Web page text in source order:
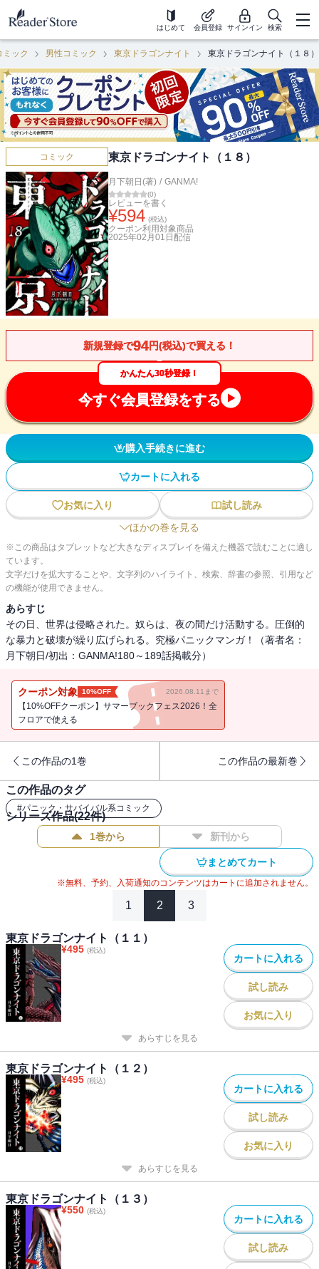
はじめて 会員登録 サインイン 検索
ミック 男性コミック 東京ドラゴンナイト 東京ドラゴンナイト（１８）
コミック 東京ドラゴンナイト（１８）
月下朝日(著) / GANMA!
(0)
レビューを書く
¥594 (税込)
クーポン利用対象商品
2025年02月01日 配信
新規登録で94円(税込)で買える！
かんたん30秒登録！
今すぐ会員登録をする
購入手続きに進む
カートに入れる
お気に入り
試し読み
ほかの巻を見る
※この商品はタブレットなど大きなディスプレイを備えた機器で読むことに適し
ています。
文字だけを拡大することや、文字列のハイライト、検索、辞書の参照、引用など
の機能が使用できません。
あらすじ
その日、世界は侵略された。奴らは、夜の間だけ活動する。圧倒的
な暴力と破壊が繰り広げられる。究極パニックマンガ！（著者名：
月下朝日/初出：GANMA!180～189話掲載分）
クーポン対象 10%OFF 2026.08.11まで
【10%OFFクーポン】サマーブックフェス2026！全
フロアで使える
この作品の1巻 この作品の最新巻
この作品のタグ
#パニック・サバイバル系コミック
シリーズ作品(22件)
1巻から 新刊から
まとめてカート
※無料、予約、入荷通知のコンテンツはカートに追加されません。
1 2 3
東京ドラゴンナイト（１１）
¥495 (税込)
カートに入れる
試し読み
お気に入り
あらすじを見る
東京ドラゴンナイト（１２）
¥495 (税込)
カートに入れる
試し読み
お気に入り
あらすじを見る
東京ドラゴンナイト（１３）
¥550 (税込)
カートに入れる
試し読み